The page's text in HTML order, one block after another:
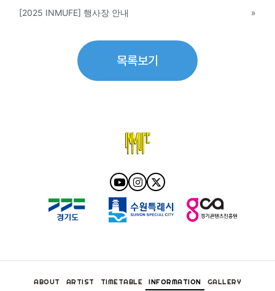
[2025 INMUFE] 행사장 안내
»
목록보기
ABOUT ARTIST TIMETABLE INFORMATION GALLERY